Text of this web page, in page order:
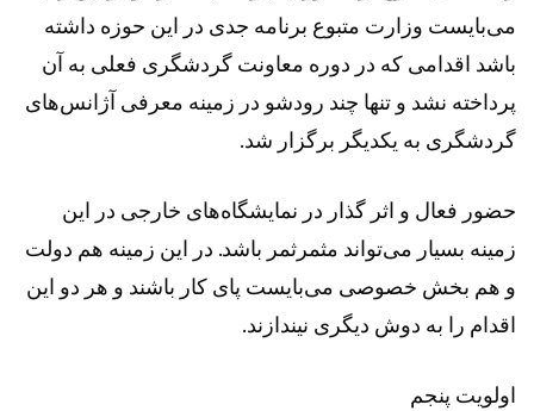
می‌بایست وزارت متبوع برنامه جدی در این حوزه داشته
باشد اقدامی که در دوره معاونت گردشگری فعلی به آن
پرداخته نشد و تنها چند رودشو در زمینه معرفی آژانس‌های
گردشگری به یکدیگر برگزار شد.
حضور فعال و اثر گذار در نمایشگاه‌های خارجی در این
زمینه بسیار می‌تواند مثمرثمر باشد. در این زمینه هم دولت
و هم بخش خصوصی می‌بایست پای کار باشند و هر دو این
اقدام را به دوش دیگری نیندازند.
اولویت پنجم